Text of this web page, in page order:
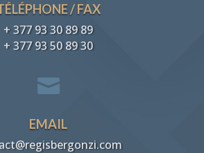
/ FAX
+ 377 93 30 89 89
+ 377 93 50 89 30

EMAIL